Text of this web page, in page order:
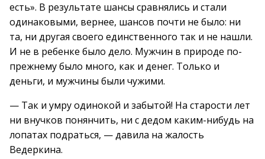
есть». В результате шансы сравнялись и стали
одинаковыми, вернее, шансов почти не было: ни
та, ни другая своего единственного так и не нашли.
И не в ребенке было дело. Мужчин в природе по-
прежнему было много, как и денег. Только и
деньги, и мужчины были чужими.
— Так и умру одинокой и забытой! На старости лет
ни внучков понянчить, ни с дедом каким-нибудь на
лопатах подраться, — давила на жалость
Ведеркина.